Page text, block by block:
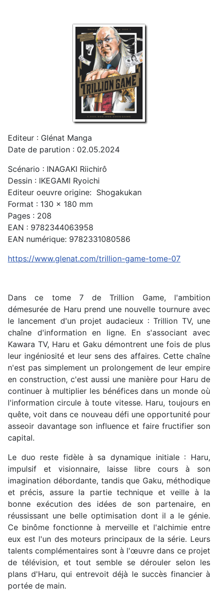
Editeur : Glénat Manga
Date de parution : 02.05.2024
Scénario : INAGAKI Riichirô
Dessin : IKEGAMI Ryoichi
Editeur oeuvre origine: Shogakukan
Format : 130 x 180 mm
Pages : 208
EAN : 9782344063958
EAN numérique: 9782331080586
https://www.glenat.com/trillion-game-tome-07
Dans ce tome 7 de Trillion Game, l'ambition
démesurée de Haru prend une nouvelle tournure avec
le lancement d'un projet audacieux : Trillion TV, une
chaîne d'information en ligne. En s'associant avec
Kawara TV, Haru et Gaku démontrent une fois de plus
leur ingéniosité et leur sens des affaires. Cette chaîne
n'est pas simplement un prolongement de leur empire
en construction, c'est aussi une manière pour Haru de
continuer à multiplier les bénéfices dans un monde où
l'information circule à toute vitesse. Haru, toujours en
quête, voit dans ce nouveau défi une opportunité pour
asseoir davantage son influence et faire fructifier son
capital.
Le duo reste fidèle à sa dynamique initiale : Haru,
impulsif et visionnaire, laisse libre cours à son
imagination débordante, tandis que Gaku, méthodique
et précis, assure la partie technique et veille à la
bonne exécution des idées de son partenaire, en
réussissant une belle optimisation dont il a le génie.
Ce binôme fonctionne à merveille et l'alchimie entre
eux est l'un des moteurs principaux de la série. Leurs
talents complémentaires sont à l'œuvre dans ce projet
de télévision, et tout semble se dérouler selon les
plans d'Haru, qui entrevoit déjà le succès financier à
portée de main.